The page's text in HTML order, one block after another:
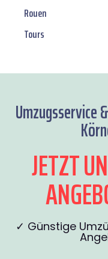
Rouen
Tours
Umzugsservice
JETZT
✓ Günstige